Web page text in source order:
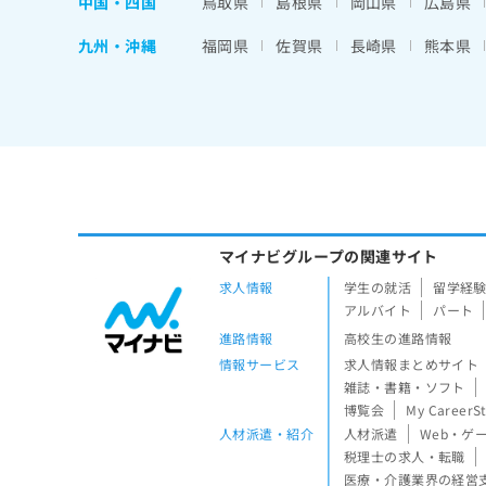
九州・沖縄
福岡県 佐賀県 長崎県 熊本県
マイナビグループの関連サイト
求人情報 学生の就活
留学経
アルバイト
パート
進路情報
高校生の進路情報
情報サービス
求人情報まとめサイト
雑誌・書籍・ソフト
博覧会
My
人材派遣・紹介
人材派遣
Web・ゲ
税理士の求人・転職
医療・介護業界の経営